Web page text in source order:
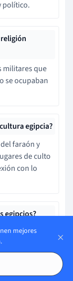
político.
militares que
se ocupaban
egipcia?
faraón y
de culto
con lo
egipcios?
ya
a
el
mejores